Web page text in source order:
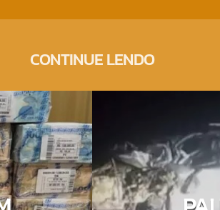
CONTINUE LENDO